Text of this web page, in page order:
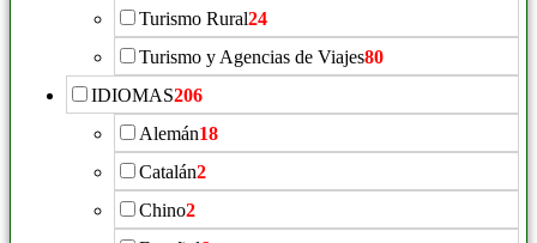
Turismo Rural24
Turismo y Agencias de Viajes80
IDIOMAS206
Alemán18
Catalán2
Chino2